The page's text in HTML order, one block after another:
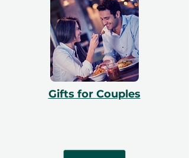
Gifts for Couples